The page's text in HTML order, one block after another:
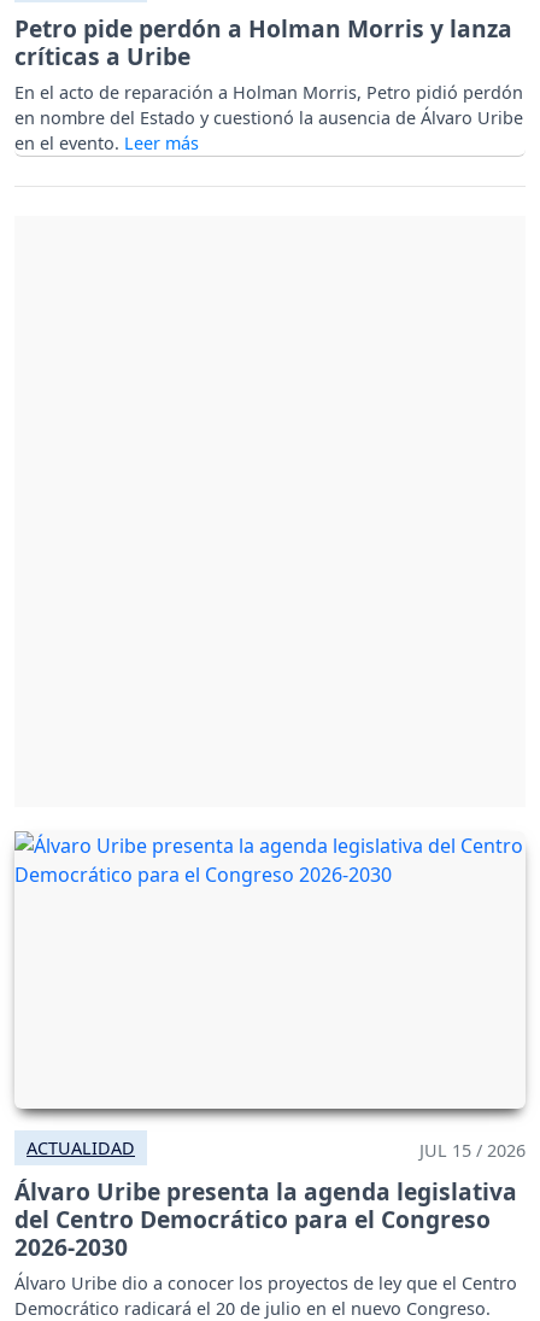
Petro pide perdón a Holman Morris y lanza
críticas a Uribe
En el acto de reparación a Holman Morris, Petro pidió perdón
en nombre del Estado y cuestionó la ausencia de Álvaro Uribe
en el evento.
ACTUALIDAD JUL 15 / 2026
Álvaro Uribe presenta la agenda legislativa
del Centro Democrático para el Congreso
2026-2030
Álvaro Uribe dio a conocer los proyectos de ley que el Centro
Democrático radicará el 20 de julio en el nuevo Congreso.